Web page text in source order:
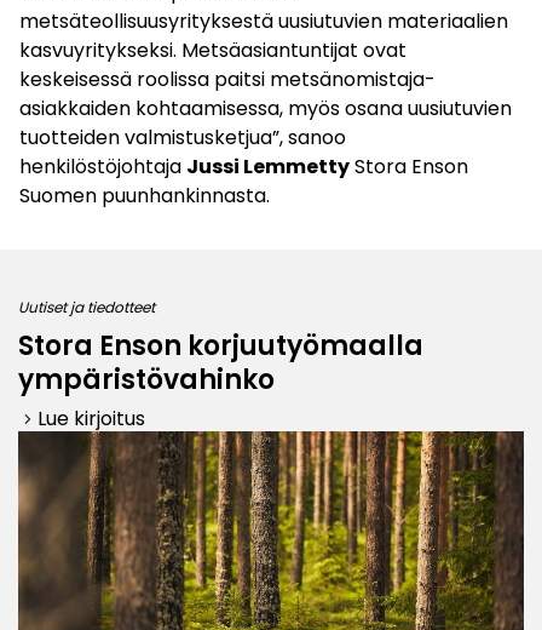
metsäteollisuusyrityksestä uusiutuvien materiaalien
kasvuyritykseksi. Metsäasiantuntijat ovat
keskeisessä roolissa paitsi metsänomistaja-
asiakkaiden kohtaamisessa, myös osana uusiutuvien
tuotteiden valmistusketjua”, sanoo
henkilöstöjohtaja Jussi LemmettyStora Enson
Suomen puunhankinnasta.
Uutiset ja tiedotteet
Stora Enson korjuutyömaalla
ympäristövahinko
keyboard_arrow_right Lue kirjoitus